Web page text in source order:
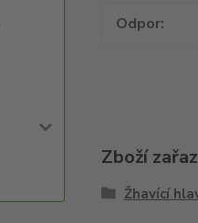
Odpor
Zboží
Žhavící